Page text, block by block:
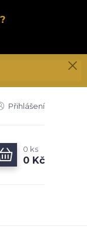
Přihlášení
0 ks
0 Kč